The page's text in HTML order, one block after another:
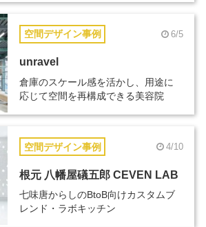
空間デザイン事例 6/5
unravel
倉庫のスケール感を活かし、用途に
応じて空間を再構成できる美容院
空間デザイン事例 4/10
根元 八幡屋礒五郎 CEVEN LAB
七味唐からしのBtoB向けカスタムブ
レンド・ラボキッチン